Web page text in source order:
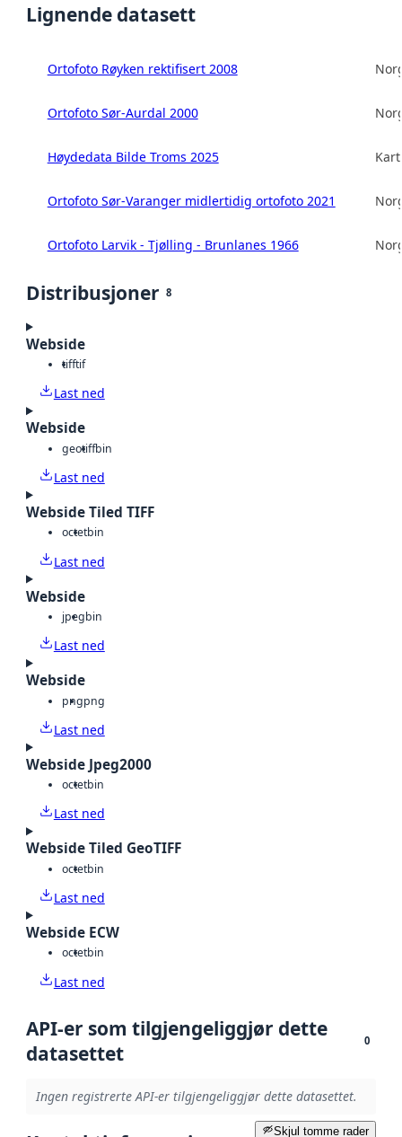
Lignende datasett
Ortofoto Røyken rektifisert 2008
Ortofoto Sør-Aurdal 2000
Høydedata Bilde Troms 2025
Ortofoto Sør-Varanger midlertidig ortofoto 2021
Ortofoto Larvik - Tjølling - Brunlanes 1966
Distribusjoner 8
Webside
tifftif
Last ned
Webside
geotiffbin
Last ned
Webside Tiled TIFF
octetbin
Last ned
Webside
jpegbin
Last ned
Webside
pngpng
Last ned
Webside Jpeg2000
octetbin
Last ned
Webside Tiled GeoTIFF
octetbin
Last ned
Webside ECW
octetbin
Last ned
API-er som tilgjengeliggjør dette
datasettet
0
Ingen registrerte API-er tilgjengeliggjør dette datasettet.
Skjul tomme rader